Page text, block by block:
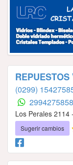
(0299)
2994275858
Los Perales 2114
Sugerir cambios